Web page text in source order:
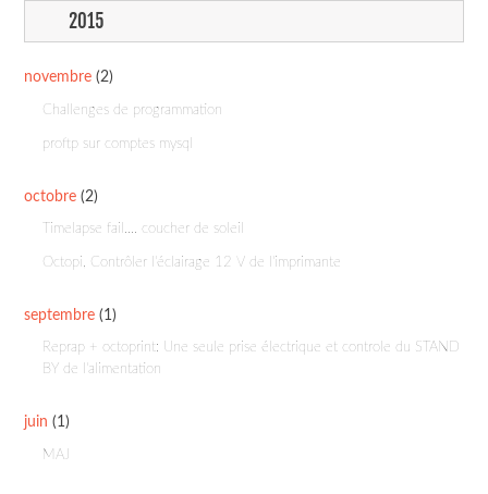
2015
novembre (2)
Challenges de programmation
proftp sur comptes mysql
octobre (2)
Timelapse fail.... coucher de soleil
Octopi, Contrôler l'éclairage 12 V de l'imprimante
septembre (1)
Reprap + octoprint: Une seule prise électrique et controle du STAND
BY de l'alimentation
juin (1)
MAJ